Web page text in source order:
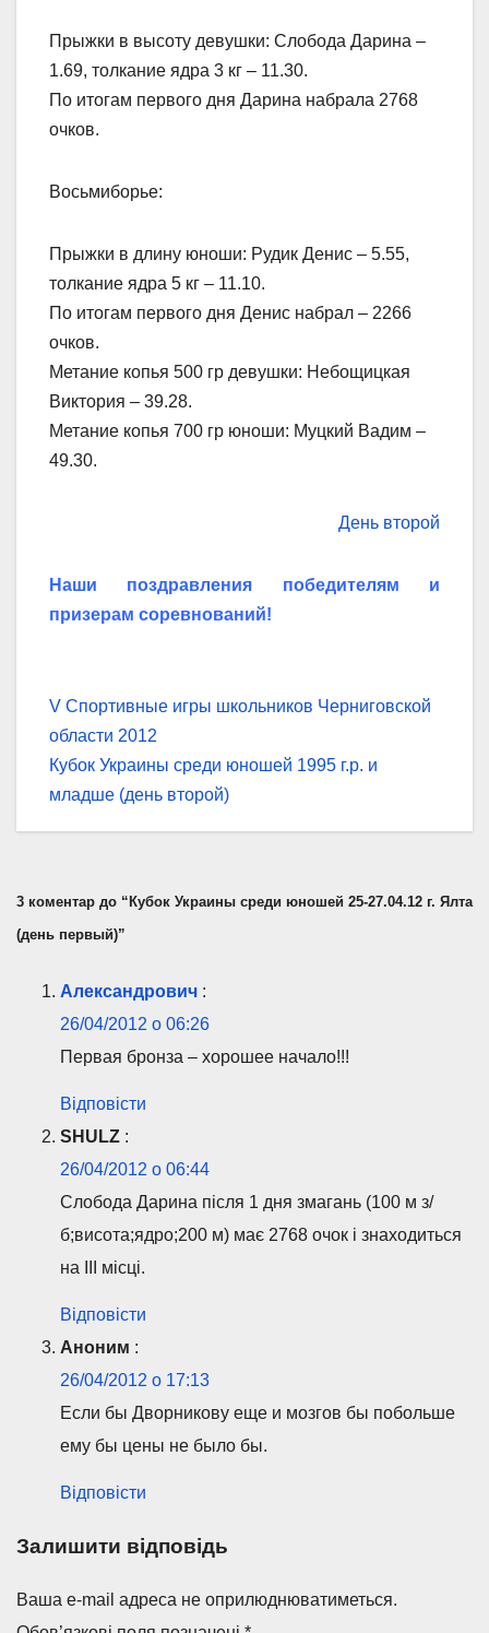
Прыжки в высоту девушки: Слобода Дарина –
1.69, толкание ядра 3 кг – 11.30.
По итогам первого дня Дарина набрала 2768
очков.
Восьмиборье:
Прыжки в длину юноши: Рудик Денис – 5.55,
толкание ядра 5 кг – 11.10.
По итогам первого дня Денис набрал – 2266
очков.
Метание копья 500 гр девушки: Небощицкая
Виктория – 39.28.
Метание копья 700 гр юноши: Муцкий Вадим –
49.30.
День второй
Наши поздравления победителям и
призерам соревнований!
Навігація
записів
V Спортивные игры школьников Черниговской
области 2012
Кубок Украины среди юношей 1995 г.р. и
младше (день второй)
3 коментар до “Кубок Украины среди юношей 25-27.04.12 г. Ялта
(день первый)”
Александрович :
26/04/2012 о 06:26
Первая бронза – хорошее начало!!!
Відповісти
SHULZ :
26/04/2012 о 06:44
Слобода Дарина після 1 дня змагань (100 м з/
б;висота;ядро;200 м) має 2768 очок і знаходиться
на III місці.
Відповісти
Аноним :
26/04/2012 о 17:13
Если бы Дворникову еще и мозгов бы побольше
ему бы цены не было бы.
Відповісти
Залишити відповідь
Ваша e-mail адреса не оприлюднюватиметься.